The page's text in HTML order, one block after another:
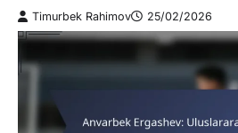
Timurbek Rahimov 25/02/2026